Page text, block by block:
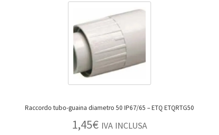
Raccordo tubo-guaina diametro 50 IP67/65 – ETQ ETQRTG50
1,45€ IVA INCLUSA